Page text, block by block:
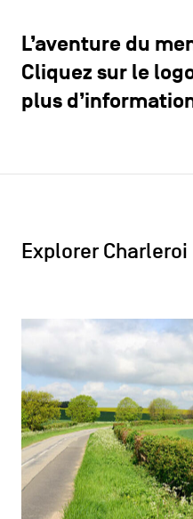
L’aventure du
Cliquez sur le
plus
Explorer